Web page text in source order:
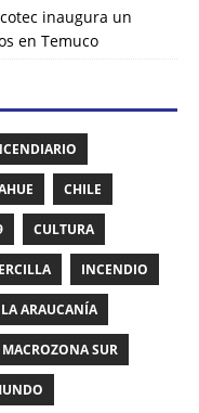
inaugura un
en Temuco
CHILE
CULTURA
ERCILLA INCENDIO
LA ARAUCANÍA
MACROZONA SUR